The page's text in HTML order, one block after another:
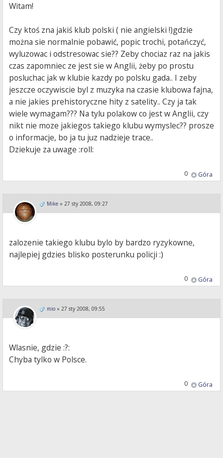
Witam!
Czy ktoś zna jakiś klub polski ( nie angielski !)gdzie
można sie normalnie pobawić, popic trochi, potańczyć,
wyluzowac i odstresowac sie?? Zeby chociaz raz na jakis
czas zapomniec ze jest sie w Anglii, żeby po prostu
posluchac jak w klubie kazdy po polsku gada.. I zeby
jeszcze oczywiscie byl z muzyka na czasie klubowa fajna,
a nie jakies prehistoryczne hity z satelity.. Czy ja tak
wiele wymagam??? Na tylu polakow co jest w Anglii, czy
nikt nie moze jakiegos takiego klubu wymyslec?? prosze
o informacje, bo ja tu juz nadzieje trace..
Dziekuje za uwage :roll:
Góra
0
Mike » 27 sty 2008, 09:27
zalozenie takiego klubu bylo by bardzo ryzykowne,
najlepiej gdzies blisko posterunku policji :)
Góra
0
mio » 27 sty 2008, 09:55
Wlasnie, gdzie :?:
Chyba tylko w Polsce.
Góra
0